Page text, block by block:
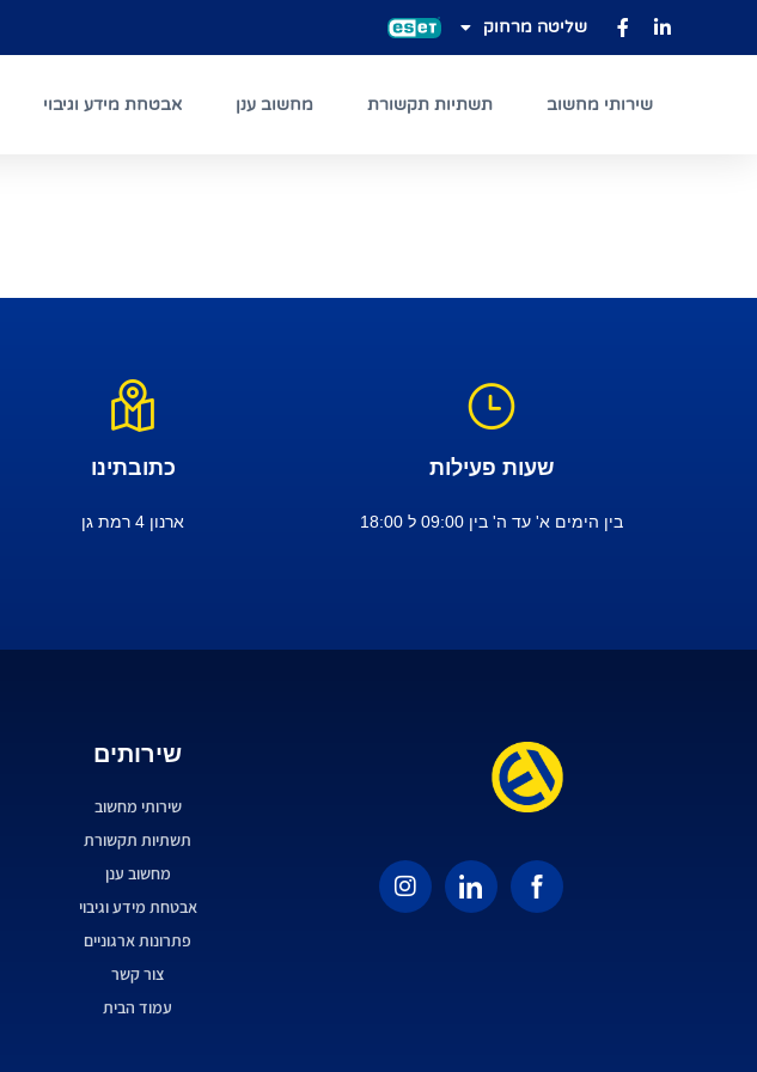
שליטה מרחוק NOD32
שירותי מחשוב תשתיות תקשורת מחשוב ענן אבטחת מידע וגיבוי
שעות פעילות
בין הימים א' עד ה' בין 09:00 ל 18:00
כתובתינו
ארנון 4 רמת גן
שירותים
שירותי מחשוב
תשתיות תקשורת
מחשוב ענן
אבטחת מידע וגיבוי
פתרונות ארגוניים
צור קשר
עמוד הבית